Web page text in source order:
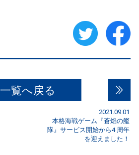
一覧へ戻る
2021.09.01
本格海戦ゲーム『蒼焔の艦
隊』サービス開始から4 周年
を迎えました！